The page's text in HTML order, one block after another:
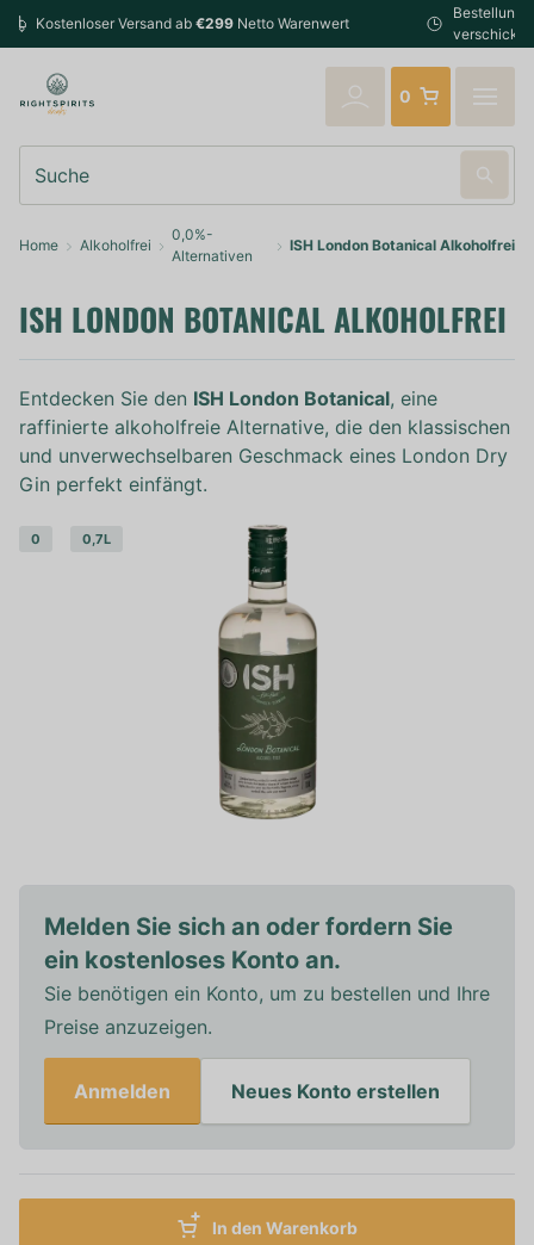
Bestellungen bis 14:00 Uhr (Mo-Fr) werden noch am selben Tag
verschickt
0
Home Alkoholfrei
0,0%-
Alternativen
ISH London Botanical Alkoholfrei
ISH LONDON BOTANICAL ALKOHOLFREI
Entdecken Sie den ISH London Botanical, eine
raffinierte alkoholfreie Alternative, die den klassischen
und unverwechselbaren Geschmack eines London Dry
Gin perfekt einfängt.
0 0,7L
Melden Sie sich an oder fordern Sie
ein kostenloses Konto an.
Sie benötigen ein Konto, um zu bestellen und Ihre
Preise anzuzeigen.
Anmelden Neues Konto erstellen
In den Warenkorb